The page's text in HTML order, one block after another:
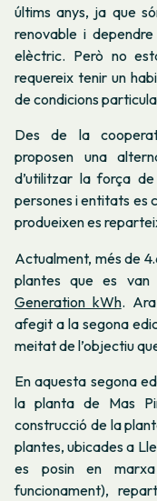
últims anys, ja que
renovable i
elèctric. Però no
requereix tenir un
de condicions
Des de la
proposen una
d’utilitzar la força
persones i entitats es
produeixen es
Actualment, més de
plantes que es
Generation kWh.
afegit a la segona
meitat de l’objectiu
En aquesta segona
la planta de Mas
construcció de la
plantes, ubicades a
es posin en
funcionament),